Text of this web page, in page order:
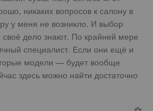
никаких вопросов к салону в
у меня не возникло. И выбор
своё дело знают. По крайней мере
специалист. Если они ещё и
модели — будет вообще
здесь можно найти достаточно